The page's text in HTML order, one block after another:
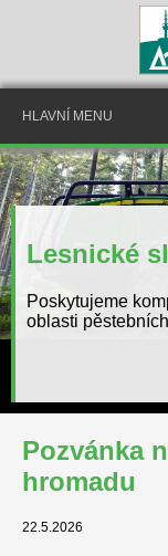
HLAVNÍ MENU
doprava
Poskytujeme
dopravě
Pozvánka
hromadu
22.5.2026